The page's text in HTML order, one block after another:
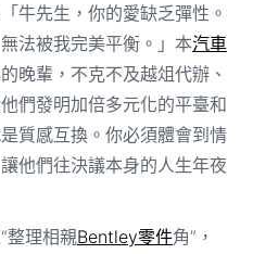
牛先生，你的愛缺乏彈性。
法被我完美平衡。」本汽車
晚輩，不克不及越俎代辦、
們發明加倍多元化的平臺和
質感互換。你必須體會到情
他們往決議本身的人生年夜
整理相親Bentley零件角”，